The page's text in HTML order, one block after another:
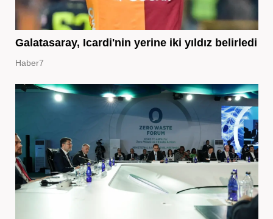
Galatasaray, Icardi'nin yerine iki yıldız belirledi
Haber7